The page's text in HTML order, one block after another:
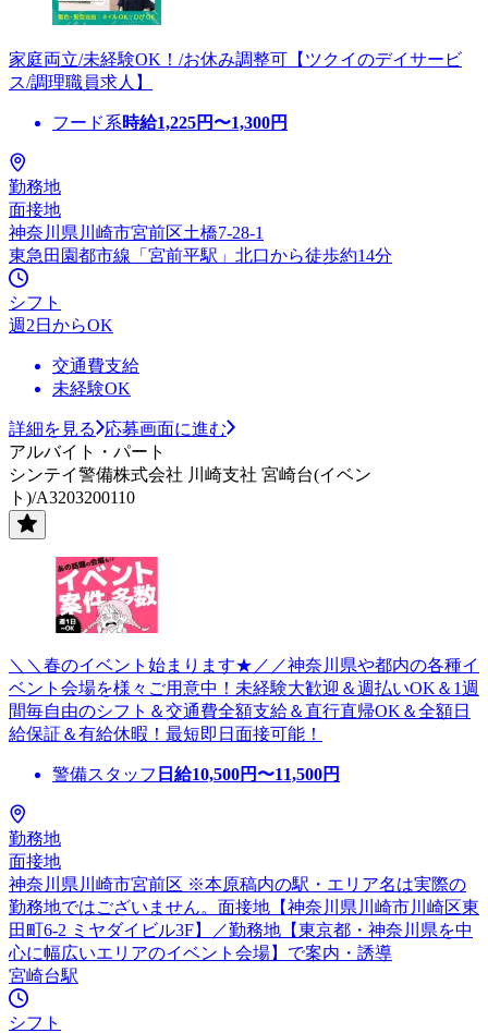
家庭両立/未経験OK！/お休み調整可【ツクイのデイサービ
ス/調理職員求人】
フード系時給1,225円〜1,300円
勤務地
面接地
神奈川県川崎市宮前区土橋7-28-1
東急田園都市線「宮前平駅」北口から徒歩約14分
シフト
週2日からOK
交通費支給
未経験OK
詳細を見る
応募画面に進む
アルバイト・パート
シンテイ警備株式会社 川崎支社 宮崎台(イベン
ト)/A3203200110
＼＼春のイベント始まります★／／神奈川県や都内の各種イ
ベント会場を様々ご用意中！未経験大歓迎＆週払いOK＆1週
間毎自由のシフト＆交通費全額支給＆直行直帰OK＆全額日
給保証＆有給休暇！最短即日面接可能！
警備スタッフ 日給10,500円〜11,500円
勤務地
面接地
神奈川県川崎市宮前区 ※本原稿内の駅・エリア名は実際の
勤務地ではございません。面接地【神奈川県川崎市川崎区東
田町6-2 ミヤダイビル3F】／勤務地【東京都・神奈川県を中
心に幅広いエリアのイベント会場】で案内・誘導
宮崎台駅
シフト